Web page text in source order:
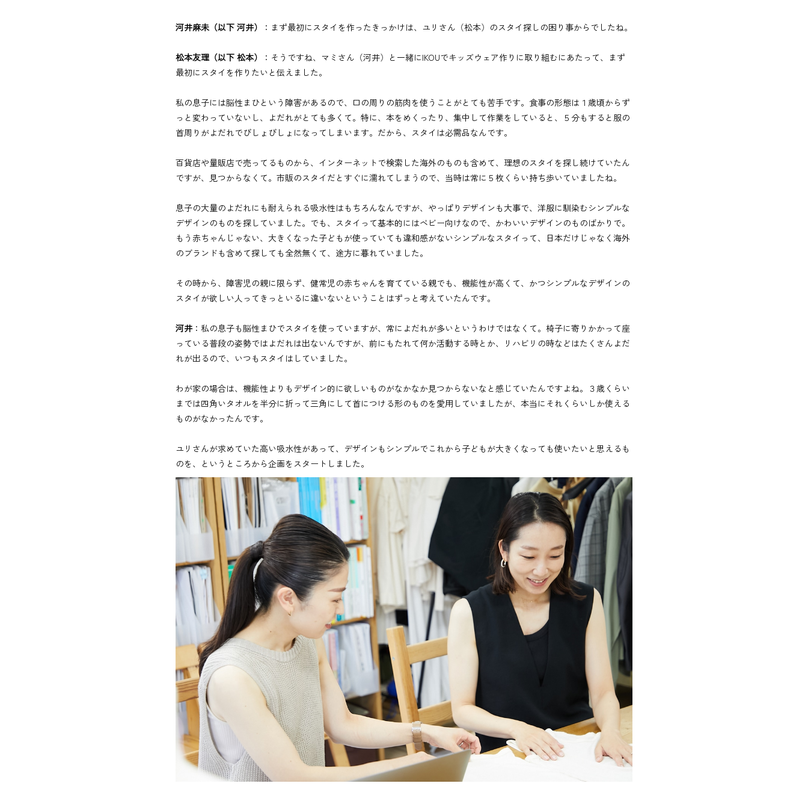
河井麻未（以下 河井） ：まず最初にスタイを作ったきっかけは、ユリさん（松本）のスタイ探しの困り事からでしたね。
松本友理（以下 松本）
：そうですね、マミさん（河井）と一緒にIKOUでキッズウェア作りに取り組むにあたって、まず
最初にスタイを作りたいと伝えました。
私の息子には脳性まひという障害があるので、口の周りの筋肉を使うことがとても苦手です。食事の形態は１歳頃からず
っと変わっていないし、よだれがとても多くて。特に、本をめくったり、集中して作業をしていると、５分もすると服の
首周りがよだれでびしょびしょになってしまいます。だから、スタイは必需品なんです。
百貨店や量販店で売ってるものから、インターネットで検索した海外のものも含めて、理想のスタイを探し続けていたん
ですが、見つからなくて。市販のスタイだとすぐに濡れてしまうので、当時は常に５枚くらい持ち歩いていましたね。
息子の大量のよだれにも耐えられる吸水性はもちろんなんですが、やっぱりデザインも大事で、洋服に馴染むシンプルな
デザインのものを探していました。でも、スタイって基本的にはベビー向けなので、かわいいデザインのものばかりで。
もう赤ちゃんじゃない、大きくなった子どもが使っていても違和感がないシンプルなスタイって、日本だけじゃなく海外
のブランドも含めて探しても全然無くて、途方に暮れていました。
その時から、障害児の親に限らず、健常児の赤ちゃんを育てている親でも、機能性が高くて、かつシンプルなデザインの
スタイが欲しい人ってきっといるに違いないということはずっと考えていたんです。
河井：私の息子も脳性まひでスタイを使っていますが、常によだれが多いというわけではなくて。椅子に寄りかかって座
っている普段の姿勢ではよだれは出ないんですが、前にもたれて何か活動する時とか、リハビリの時などはたくさんよだ
れが出るので、いつもスタイはしていました。
わが家の場合は、機能性よりもデザイン的に欲しいものがなかなか見つからないなと感じていたんですよね。３歳くらい
までは四角いタオルを半分に折って三角にして首につける形のものを愛用していましたが、本当にそれくらいしか使える
ものがなかったんです。
ユリさんが求めていた高い吸水性があって、デザインもシンプルでこれから子どもが大きくなっても使いたいと思えるも
のを、というところから企画をスタートしました。